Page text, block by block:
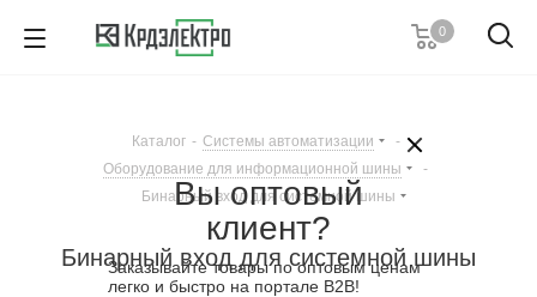
0
Заказать звонок
Каталог - Системы автоматизации
-
Оборудование для информационной шины
-
Бинарный вход для системной шины
Бинарный вход для системной шины
Вы оптовый
клиент?
Заказывайте товары по оптовым ценам
легко и быстро на портале B2B!